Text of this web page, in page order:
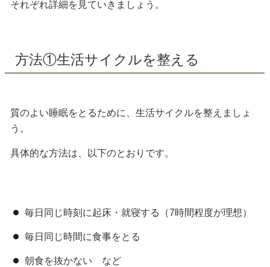
それぞれ詳細を見ていきましょう。
方法①生活サイクルを整える
質のよい睡眠をとるために、生活サイクルを整えましょ
う。
具体的な方法は、以下のとおりです。
毎日同じ時刻に起床・就寝する（7時間程度が理想）
毎日同じ時間に食事をとる
朝食を抜かない など